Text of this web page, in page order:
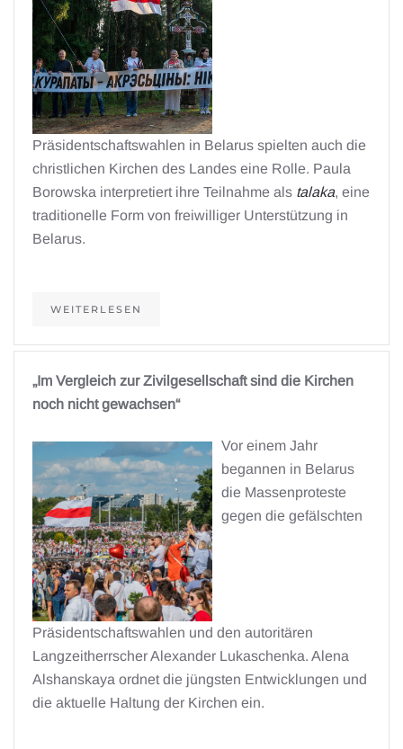
Präsidentschaftswahlen in Belarus spielten auch die
christlichen Kirchen des Landes eine Rolle. Paula
Borowska interpretiert ihre Teilnahme als talaka, eine
traditionelle Form von freiwilliger Unterstützung in
Belarus.
WEITERLESEN
„Im Vergleich zur Zivilgesellschaft sind die Kirchen
noch nicht gewachsen“
Vor einem Jahr
begannen in Belarus
die Massenproteste
gegen die gefälschten
Präsidentschaftswahlen und den autoritären
Langzeitherrscher Alexander Lukaschenka. Alena
Alshanskaya ordnet die jüngsten Entwicklungen und
die aktuelle Haltung der Kirchen ein.